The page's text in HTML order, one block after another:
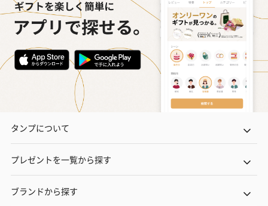
タンプについて
プレゼントを一覧から探す
ブランドから探す